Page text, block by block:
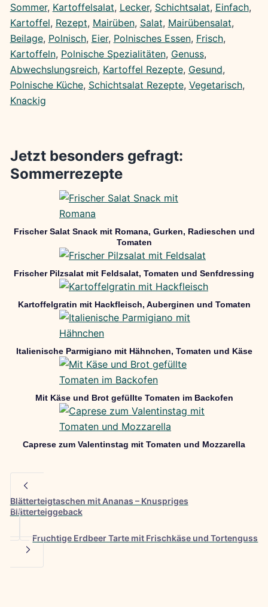
Sommer, Kartoffelsalat, Lecker, Schichtsalat, Einfach
Kartoffel, Rezept, Mairüben, Salat, Mairübensalat
Beilage, Polnisch, Eier, Polnisches Essen, Frisch
Kartoffeln, Polnische Spezialitäten, Genuss
Abwechslungsreich, Kartoffel Rezepte, Gesund
Polnische Küche, Schichtsalat Rezepte, Vegetarisch
Knackig
Jetzt besonders gefragt:
Sommerrezepte
Frischer Salat Snack mit Romana, Gurken, Radieschen und
Tomaten
Frischer Pilzsalat mit Feldsalat, Tomaten und Senfdressing
Kartoffelgratin mit Hackfleisch, Auberginen und Tomaten
Italienische Parmigiano mit Hähnchen, Tomaten und Käse
Mit Käse und Brot gefüllte Tomaten im Backofen
Caprese zum Valentinstag mit Tomaten und Mozzarella
Blätterteigtaschen mit Ananas – Knuspriges
Blätterteiggeback
Fruchtige Erdbeer Tarte mit Frischkäse und Tortenguss